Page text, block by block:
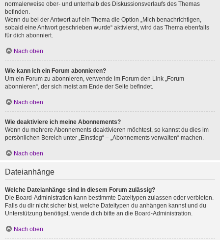
normalerweise ober- und unterhalb des Diskussionsverlaufs des Themas
befinden.
Wenn du bei der Antwort auf ein Thema die Option „Mich benachrichtigen,
sobald eine Antwort geschrieben wurde“ aktivierst, wird das Thema ebenfalls
für dich abonniert.
Nach oben
Wie kann ich ein Forum abonnieren?
Um ein Forum zu abonnieren, verwende im Forum den Link „Forum
abonnieren“, der sich meist am Ende der Seite befindet.
Nach oben
Wie deaktiviere ich meine Abonnements?
Wenn du mehrere Abonnements deaktivieren möchtest, so kannst du dies im
persönlichen Bereich unter „Einstieg“ – „Abonnements verwalten“ machen.
Nach oben
Dateianhänge
Welche Dateianhänge sind in diesem Forum zulässig?
Die Board-Administration kann bestimmte Dateitypen zulassen oder verbieten.
Falls du dir nicht sicher bist, welche Dateitypen du anhängen kannst und du
Unterstützung benötigst, wende dich bitte an die Board-Administration.
Nach oben